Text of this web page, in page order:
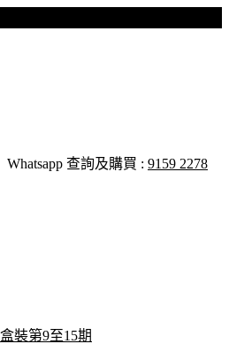
Whatsapp 查詢及購買 : 9159 2278
裝第9至15期